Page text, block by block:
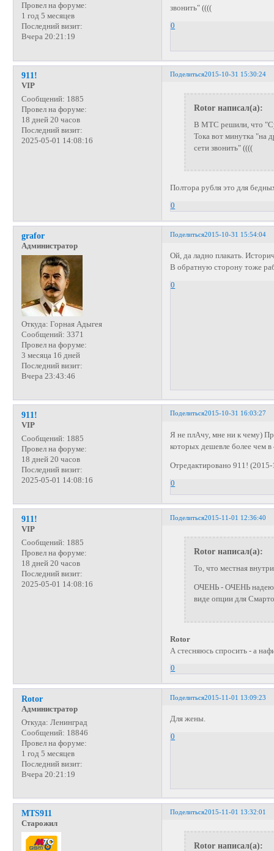
Провел на форуме:
1 год 5 месяцев
Последний визит:
Вчера 20:21:19
звонить" ((((
0
Поделиться2015-10-31 15:30:24
911!
VIP
Сообщений: 1885
Провел на форуме:
18 дней 20 часов
Последний визит:
2025-05-01 14:08:16
Rotor написал(а):
В МТС решили, что
Тока вот минутка "на
сети звонить" ((((
Полтора рубля это для
0
Поделиться2015-10-31 15:54:04
grafor
Администратор
Откуда: Горная Адыгея
Сообщений: 3371
Провел на форуме:
3 месяца 16 дней
Последний визит:
Вчера 23:43:46
Ой, да ладно плакать.
В обратную сторону тоже
0
Поделиться2015-10-31 16:03:27
911!
VIP
Сообщений: 1885
Провел на форуме:
18 дней 20 часов
Последний визит:
2025-05-01 14:08:16
Я не плАчу, мне ни к чему)
которых дешевле более чем в
Отредактировано 911!
0
Поделиться2015-11-01 12:36:40
911!
VIP
Сообщений: 1885
Провел на форуме:
18 дней 20 часов
Последний визит:
2025-05-01 14:08:16
Rotor написал(а):
То, что местная
ОЧЕНЬ - ОЧЕНЬ
виде опции для
Rotor
А стесняюсь спросить - а
0
Поделиться2015-11-01 13:09:23
Rotor
Администратор
Откуда: Ленинград
Сообщений: 18846
Провел на форуме:
1 год 5 месяцев
Последний визит:
Вчера 20:21:19
Для жены.
0
Поделиться2015-11-01 13:32:01
MTS911
Старожил
Rotor написал(а):